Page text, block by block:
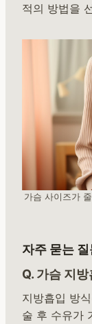
적의 방법을
가슴 사이즈가
자주 묻는
Q. 가슴 지
지방흡입 방
술 후 수유가